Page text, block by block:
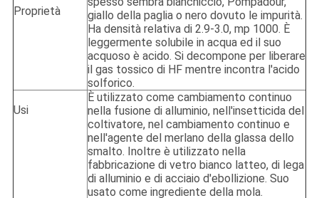
Proprietà
giallo della paglia o nero dovuto le impurità.
Ha densità relativa di 2.9-3.0, mp 1000. È
leggermente solubile in acqua ed il suo
acquoso è acido. Si decompone per liberare
il gas tossico di HF mentre incontra l'acido
solforico.
Usi
È utilizzato come cambiamento continuo
nella fusione di alluminio, nell'insetticida del
coltivatore, nel cambiamento continuo e
nell'agente del merlano della glassa dello
smalto. Inoltre è utilizzato nella
fabbricazione di vetro bianco latteo, di lega
di alluminio e di acciaio d'ebollizione. Suo
usato come ingrediente della mola.